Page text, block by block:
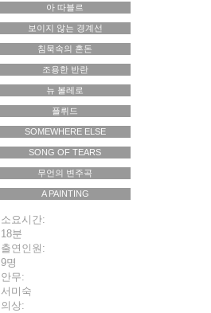
아 따블르
보이지 않는 경계선
침묵속의 혼돈
조용한 반란
뉴 볼레로
플뤼드
SOMEWHERE ELSE
SONG OF TEARS
무언의 변주곡
A PAINTING
소요시간:
18분
출연인원 :
9명
안무:
서미숙
의상: